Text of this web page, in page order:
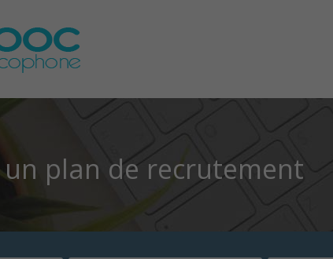
un plan de recrutement